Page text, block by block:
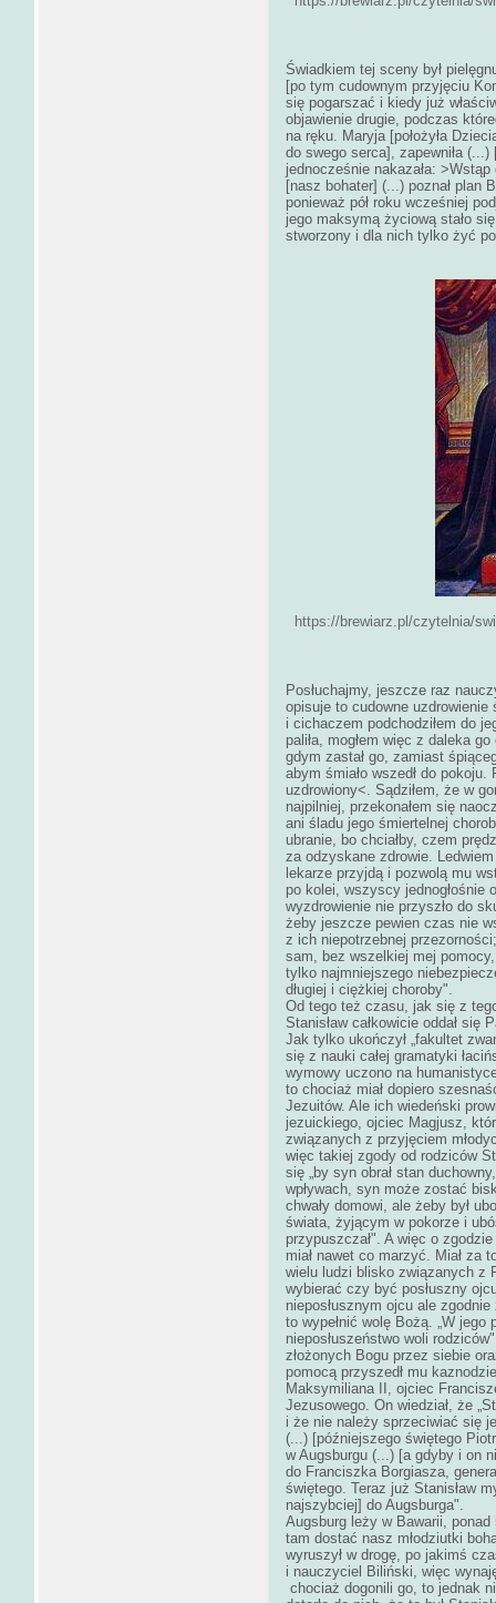
Świadkiem tej sceny był
[po tym cudownym przyjęciu
się pogarszać i kiedy już
objawienie drugie, podczas
na ręku. Maryja [położyła
do swego serca], zapewniła
jednocześnie nakazała:
[nasz bohater] (...) poznał plan
ponieważ pół roku wcześniej
jego maksymą życiową stało
stworzony i dla nich tylko żyć
https://brewiarz.pl/czytelnia/
Posłuchajmy, jeszcze raz
opisuje to cudowne uzdrowienie
i cichaczem podchodziłem do
paliła, mogłem więc z daleka
gdym zastał go, zamiast
abym śmiało wszedł do pokoju.
uzdrowiony<. Sądziłem, że w
najpilniej, przekonałem się
ani śladu jego śmiertelnej
ubranie, bo chciałby, czem
za odzyskane zdrowie.
lekarze przyjdą i pozwolą mu
po kolei, wszyscy jednogłośnie
wyzdrowienie nie przyszło do
żeby jeszcze pewien czas nie
z ich niepotrzebnej
sam, bez wszelkiej mej
tylko najmniejszego
długiej i ciężkiej choroby".
Od tego też czasu, jak się z
Stanisław całkowicie oddał się
Jak tylko ukończył „fakultet
się z nauki całej gramatyki
wymowy uczono na
to chociaż miał dopiero
Jezuitów. Ale ich wiedeński
jezuickiego, ojciec Magjusz,
związanych z przyjęciem
więc takiej zgody od rodziców
się „by syn obrał stan
wpływach, syn może zostać
chwały domowi, ale żeby był
świata, żyjącym w pokorze i
przypuszczał". A więc o
miał nawet co marzyć. Miał
wielu ludzi blisko związanych z
wybierać czy być posłuszny
nieposłusznym ojcu ale
to wypełnić wolę Bożą. „W jego
nieposłuszeństwo woli
złożonych Bogu przez siebie
pomocą przyszedł mu
Maksymiliana II, ojciec
Jezusowego. On wiedział, że
i że nie należy sprzeciwiać się
(...) [późniejszego świętego
w Augsburgu (...) [a gdyby i on
do Franciszka Borgiasza,
świętego. Teraz już Stanisław
najszybciej] do Augsburga".
Augsburg leży w Bawarii,
tam dostać nasz młodziutki
wyruszył w drogę, po jakimś
i nauczyciel Biliński, więc
chociaż dogonili go, to jednak